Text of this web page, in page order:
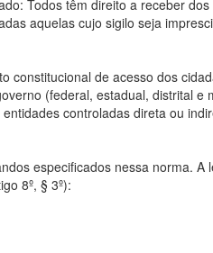
Todos têm direito a receber
aquelas cujo sigilo seja
constitucional de acesso dos
(federal, estadual, distrital e
controladas direta ou
especificados nessa norma. A
8º, § 3º):